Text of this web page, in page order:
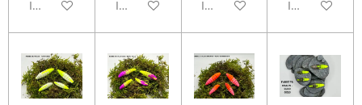
In den WarenkorbIn den WarenkorbIn den WarenkorbIn den